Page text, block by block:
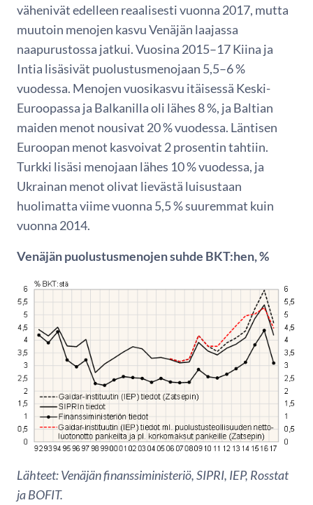
vähenivät edelleen reaalisesti vuonna 2017, mutta
muutoin menojen kasvu Venäjän laajassa
naapurustossa jatkui. Vuosina 2015–17 Kiina ja
Intia lisäsivät puolustusmenojaan 5,5–6 %
vuodessa. Menojen vuosikasvu itäisessä Keski-
Euroopassa ja Balkanilla oli lähes 8 %, ja Baltian
maiden menot nousivat 20 % vuodessa. Läntisen
Euroopan menot kasvoivat 2 prosentin tahtiin.
Turkki lisäsi menojaan lähes 10 % vuodessa, ja
Ukrainan menot olivat lievästä luisustaan
huolimatta viime vuonna 5,5 % suuremmat kuin
vuonna 2014.
Venäjän puolustusmenojen suhde BKT:hen, %
Lähteet: Venäjän finanssiministeriö, SIPRI, IEP, Rosstat
ja BOFIT.